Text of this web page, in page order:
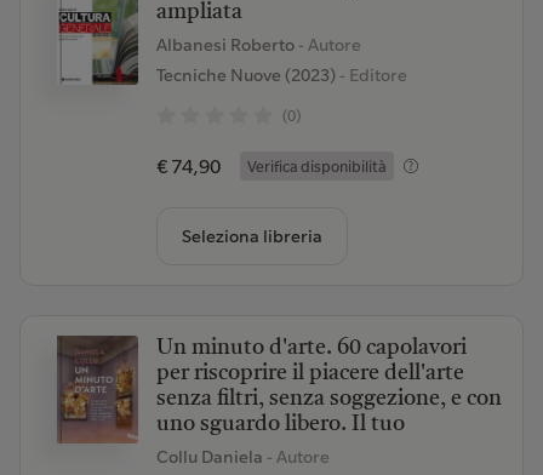
ampliata
Albanesi Roberto - Autore
Tecniche Nuove (2023)- Editore
(0)
€ 74,90 Verifica disponibilità
Seleziona libreria
Un minuto d'arte. 60 capolavori
per riscoprire il piacere dell'arte
senza filtri, senza soggezione, e con
uno sguardo libero. Il tuo
Collu Daniela - Autore